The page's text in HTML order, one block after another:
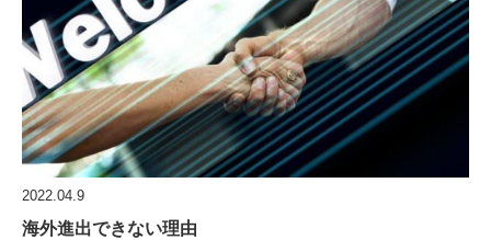
2022.04.9
海外進出できない理由